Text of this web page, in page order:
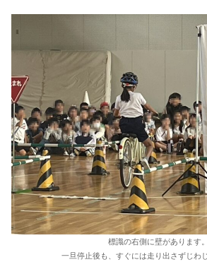
標識の右側に壁があります。
一旦停止後も、すぐには走り出さずじわ